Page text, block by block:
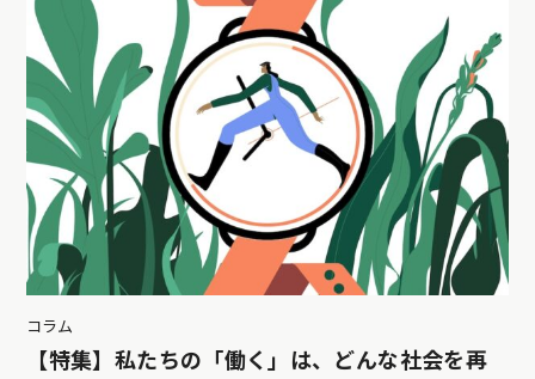
コラム
【特集】私たちの「働く」は、どんな社会を再